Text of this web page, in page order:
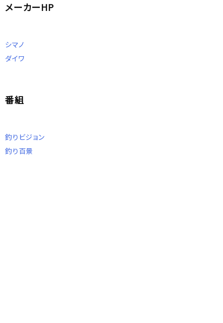
メーカーHP
シマノ
ダイワ
番組
釣りビジョン
釣り百景